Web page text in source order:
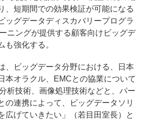
、短期間での効果検証が可能になる
ッグデータディスカバリープログラ
ニングが提供する顧客向けビッグデ
も強化する。
、ビッグデータ分野における、日本
本オラクル、EMCとの協業について
析技術、画像処理技術などと、パー
の連携によって、ビッグデータソリ
広げていきたい」（若目田室長）と